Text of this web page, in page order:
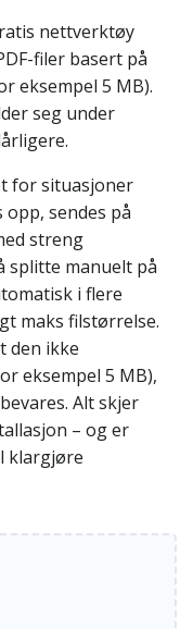
nettverktøy
filer basert på
eksempel 5 MB).
seg under
for situasjoner
sendes på
streng
splitte manuelt på
i flere
maks filstørrelse.
den ikke
eksempel 5 MB),
Alt skjer
– og er
klargjøre